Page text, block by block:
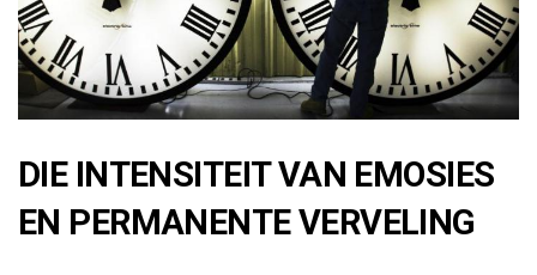
DIE INTENSITEIT VAN EMOSIES
EN PERMANENTE VERVELING